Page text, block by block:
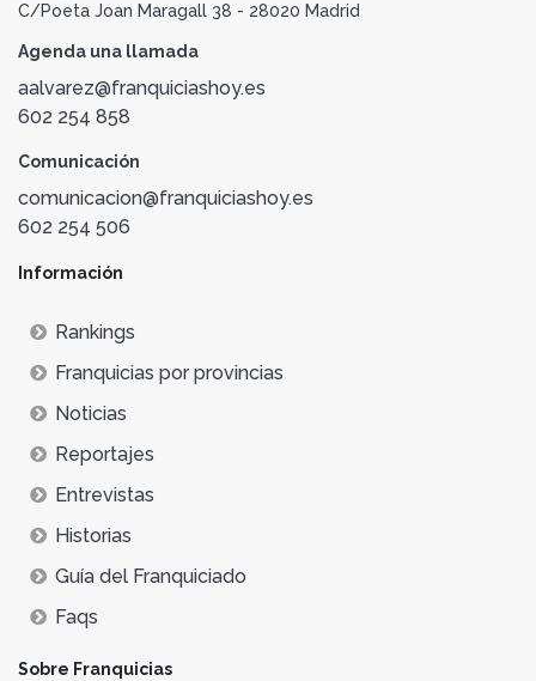
C/Poeta Joan Maragall 38 - 28020 Madrid
Agenda una llamada
aalvarez@franquiciashoy.es
602 254 858
Comunicación
comunicacion@franquiciashoy.es
602 254 506
Información
Rankings
Franquicias por provincias
Noticias
Reportajes
Entrevistas
Historias
Guía del Franquiciado
Faqs
Sobre Franquicias